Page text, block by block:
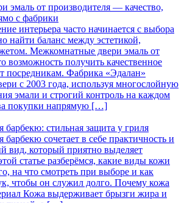
эмаль от производителя — качество,
с фабрики
интерьера часто начинается с выбора
найти баланс между эстетикой,
Межкомнатные двери эмаль от
возможность получить качественное
посредникам. Фабрика «Эдалан»
с 2003 года, используя многослойную
эмали и строгий контроль на каждом
покупки напрямую […]
стильная защита у гриля
сочетает в себе практичность и
вид, который приятно выделяет
статье разберёмся, какие виды кожи
на что смотреть при выборе и как
чтобы он служил долго. Почему кожа
Кожа выдерживает брызги жира и